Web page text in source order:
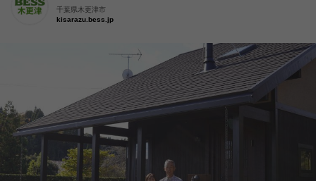
千葉県木更津市
kisarazu.bess.jp